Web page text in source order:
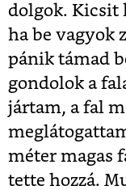
dolgok. Kicsit
ha be vagyok
pánik támad
gondolok a
jártam, a fal
méter magas
tette hozzá.